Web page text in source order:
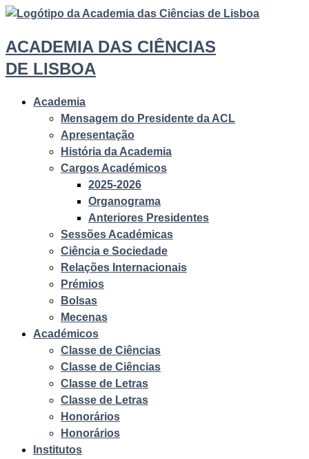
ACADEMIA DAS CIÊNCIAS
DE LISBOA
Academia
Mensagem do Presidente da ACL
Apresentação
História da Academia
Cargos Académicos
2025-2026
Organograma
Anteriores Presidentes
Sessões Académicas
Ciência e Sociedade
Relações Internacionais
Prémios
Bolsas
Mecenas
Académicos
Classe de Ciências
Classe de Ciências
Classe de Letras
Classe de Letras
Honorários
Honorários
Institutos